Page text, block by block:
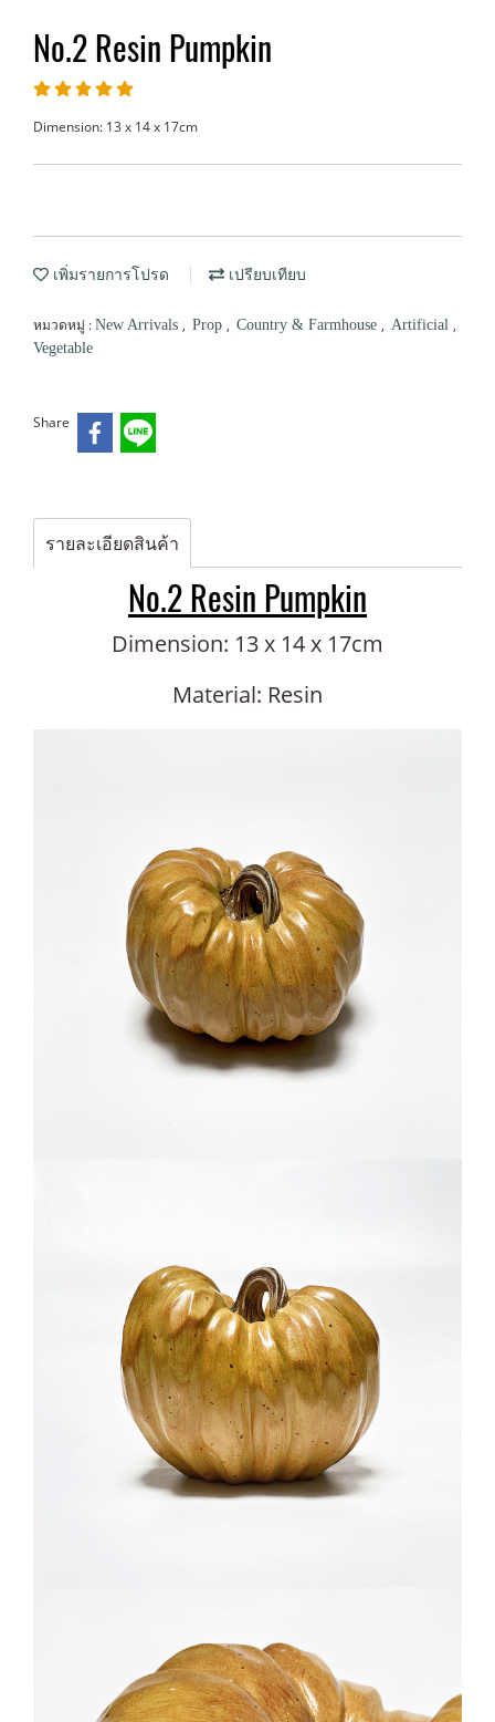
No.2 Resin Pumpkin
Dimension: 13 x 14 x 17cm
เพิ่มรายการโปรด เปรียบเทียบ
หมวดหมู่ : New Arrivals , Prop , Country & Farmhouse , Artificial ,
Vegetable
Share
รายละเอียดสินค้า
No.2 Resin Pumpkin
Dimension: 13 x 14 x 17cm
Material: Resin